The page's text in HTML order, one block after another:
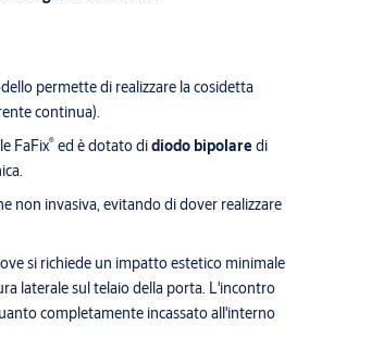
permette di realizzare la cosidetta
continua).
FaFix® ed è dotato didiodo bipolaredi
non invasiva, evitando di dover realizzare
si richiede un impatto estetico minimale
laterale sul telaio della porta. L'incontro
completamente incassato all'interno